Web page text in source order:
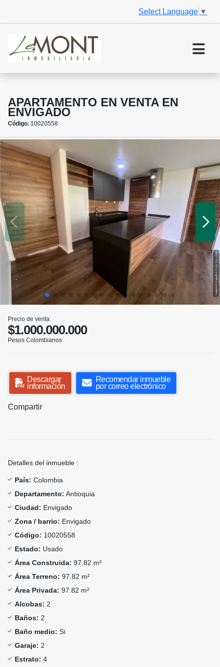
Select Language ▼
APARTAMENTO EN VENTA EN
ENVIGADO
Código. 10020558
Precio de venta
$1.000.000.000
Pesos Colombianos
Descargar
información
Recomendar inmueble
por correo electrónico
Compartir
Detalles del inmueble :
País: Colombia
Departamento: Antioquia
Ciudad: Envigado
Zona / barrio: Envigado
Código: 10020558
Estado: Usado
Área Construida: 97.82 m²
Área Terreno: 97.82 m²
Área Privada: 97.82 m²
Alcobas: 2
Baños: 2
Baño medio: Si
Garaje: 2
Estrato: 4